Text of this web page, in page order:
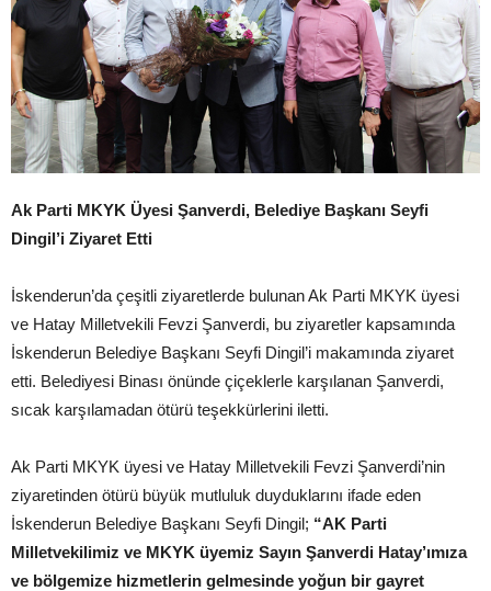
Ak Parti MKYK Üyesi Şanverdi, Belediye Başkanı Seyfi
Dingil’i Ziyaret Etti
İskenderun’da çeşitli ziyaretlerde bulunan Ak Parti MKYK üyesi
ve Hatay Milletvekili Fevzi Şanverdi, bu ziyaretler kapsamında
İskenderun Belediye Başkanı Seyfi Dingil’i makamında ziyaret
etti. Belediyesi Binası önünde çiçeklerle karşılanan Şanverdi,
sıcak karşılamadan ötürü teşekkürlerini iletti.
Ak Parti MKYK üyesi ve Hatay Milletvekili Fevzi Şanverdi’nin
ziyaretinden ötürü büyük mutluluk duyduklarını ifade eden
İskenderun Belediye Başkanı Seyfi Dingil; “AK Parti
Milletvekilimiz ve MKYK üyemiz Sayın Şanverdi Hatay’ımıza
ve bölgemize hizmetlerin gelmesinde yoğun bir gayret